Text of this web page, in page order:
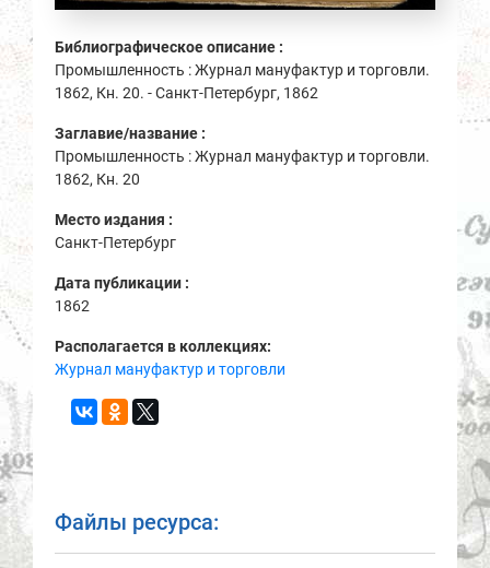
Библиографическое описание :
Промышленность : Журнал мануфактур и торговли.
1862, Кн. 20. - Санкт-Петербург, 1862
Заглавие/название :
Промышленность : Журнал мануфактур и торговли.
1862, Кн. 20
Место издания :
Санкт-Петербург
Дата публикации :
1862
Располагается в коллекциях:
Журнал мануфактур и торговли
Файлы ресурса: